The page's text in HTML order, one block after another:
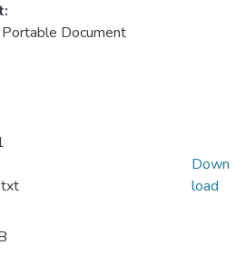
Document
Down
load